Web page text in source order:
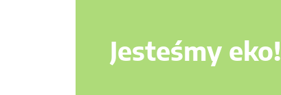
Jesteśmy eko!